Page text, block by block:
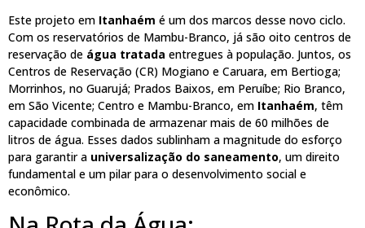
Este projeto em Itanhaém é um dos marcos desse novo ciclo.
Com os reservatórios de Mambu-Branco, já são oito centros de
reservação de água tratada entregues à população. Juntos, os
Centros de Reservação (CR) Mogiano e Caruara, em Bertioga;
Morrinhos, no Guarujá; Prados Baixos, em Peruíbe; Rio Branco,
em São Vicente; Centro e Mambu-Branco, em Itanhaém, têm
capacidade combinada de armazenar mais de 60 milhões de
litros de água. Esses dados sublinham a magnitude do esforço
para garantir a universalização do saneamento, um direito
fundamental e um pilar para o desenvolvimento social e
econômico.